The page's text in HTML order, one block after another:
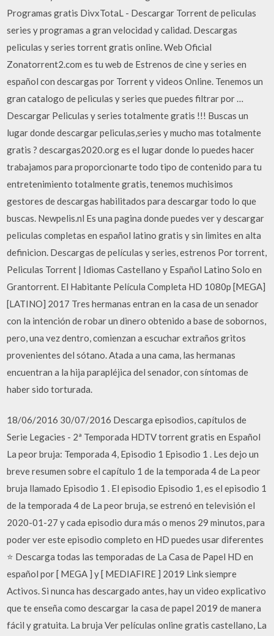
Programas gratis DivxTotaL - Descargar Torrent de peliculas
series y programas a gran velocidad y calidad. Descargas
peliculas y series torrent gratis online. Web Oficial
Zonatorrent2.com es tu web de Estrenos de cine y series en
español con descargas por Torrent y videos Online. Tenemos un
gran catalogo de peliculas y series que puedes filtrar por …
Descargar Peliculas y series totalmente gratis !!! Buscas un
lugar donde descargar peliculas,series y mucho mas totalmente
gratis ? descargas2020.org es el lugar donde lo puedes hacer
trabajamos para proporcionarte todo tipo de contenido para tu
entretenimiento totalmente gratis, tenemos muchisimos
gestores de descargas habilitados para descargar todo lo que
buscas. Newpelis.nl Es una pagina donde puedes ver y descargar
peliculas completas en español latino gratis y sin limites en alta
definicion. Descargas de películas y series, estrenos Por torrent,
Peliculas Torrent | Idiomas Castellano y Español Latino Solo en
Grantorrent. El Habitante Película Completa HD 1080p [MEGA]
[LATINO] 2017 Tres hermanas entran en la casa de un senador
con la intención de robar un dinero obtenido a base de sobornos,
pero, una vez dentro, comienzan a escuchar extraños gritos
provenientes del sótano. Atada a una cama, las hermanas
encuentran a la hija parapléjica del senador, con síntomas de
haber sido torturada.
18/06/2016 30/07/2016 Descarga episodios, capítulos de
Serie Legacies - 2ª Temporada HDTV torrent gratis en Español
La peor bruja: Temporada 4, Episodio 1 Episodio 1 . Les dejo un
breve resumen sobre el capítulo 1 de la temporada 4 de La peor
bruja llamado Episodio 1 . El episodio Episodio 1, es el episodio 1
de la temporada 4 de La peor bruja, se estrenó en televisión el
2020-01-27 y cada episodio dura más o menos 29 minutos, para
poder ver este episodio completo en HD puedes usar diferentes
⭐ Descarga todas las temporadas de La Casa de Papel HD en
español por [ MEGA ] y [ MEDIAFIRE ] 2019 Link siempre
Activos. Si nunca has descargado antes, hay un video explicativo
que te enseña como descargar la casa de papel 2019 de manera
fácil y gratuita. La bruja Ver películas online gratis castellano, La